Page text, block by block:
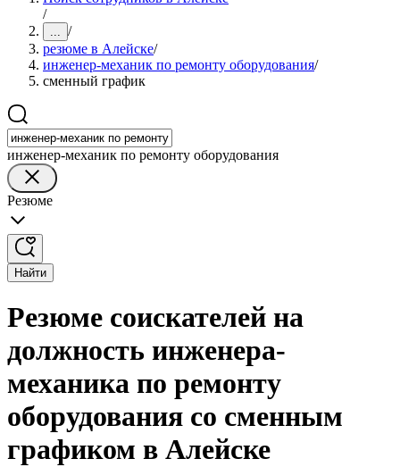
/
... /
резюме в Алейске/
инженер-механик по ремонту оборудования/
сменный график
инженер-механик по ремонту оборудования
Резюме
Найти
Резюме соискателей на
должность инженера-
механика по ремонту
оборудования со сменным
графиком в Алейске